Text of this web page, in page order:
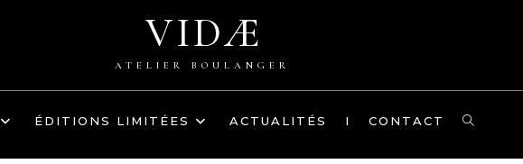
VIDÆ
ATELIER BOULANGER
ÉDITIONS LIMITÉES ACTUALITÉS I CONTACT
TOGGLE